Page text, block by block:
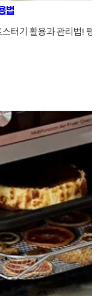
법
터기 활용과 관리법!